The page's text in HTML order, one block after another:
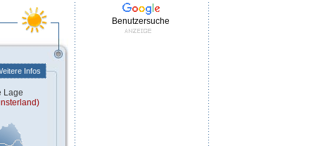
Infos
Lage
Benutzersuche